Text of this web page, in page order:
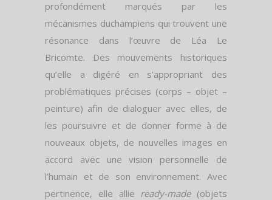
profondément marqués par les
mécanismes duchampiens qui trouvent une
résonance dans l’œuvre de Léa Le
Bricomte. Des mouvements historiques
qu’elle a digéré en s’appropriant des
problématiques précises (corps – objet –
peinture) afin de dialoguer avec elles, de
les poursuivre et de donner forme à de
nouveaux objets, de nouvelles images en
accord avec une vision personnelle de
l’humain et de son environnement. Avec
pertinence, elle allie ready-made(objets